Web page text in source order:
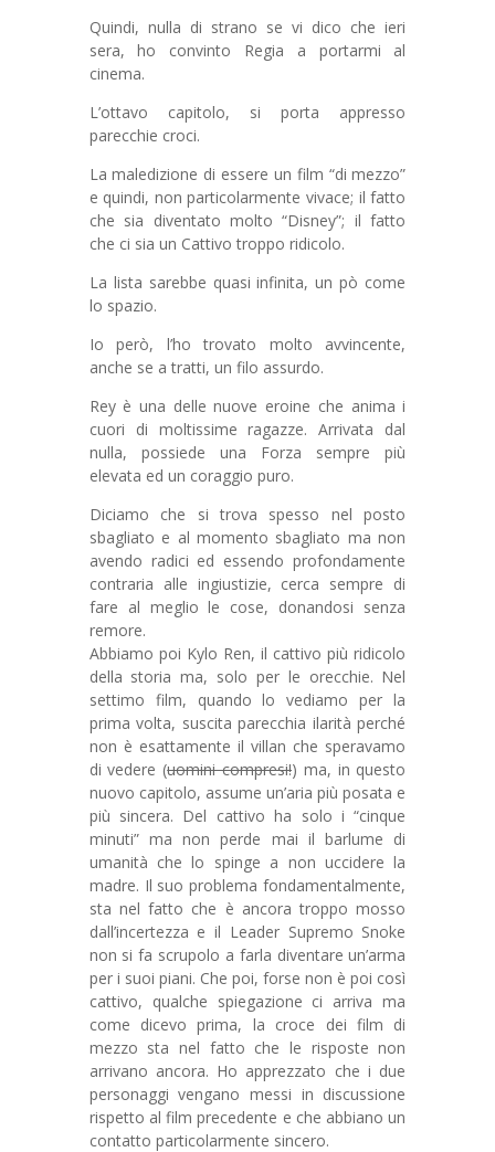
Quindi, nulla di strano se vi dico che ieri
sera, ho convinto Regia a portarmi al
cinema.
L’ottavo capitolo, si porta appresso
parecchie croci.
La maledizione di essere un film “di mezzo”
e quindi, non particolarmente vivace; il fatto
che sia diventato molto “Disney”; il fatto
che ci sia un Cattivo troppo ridicolo.
La lista sarebbe quasi infinita, un pò come
lo spazio.
Io però, l’ho trovato molto avvincente,
anche se a tratti, un filo assurdo.
Rey è una delle nuove eroine che anima i
cuori di moltissime ragazze. Arrivata dal
nulla, possiede una Forza sempre più
elevata ed un coraggio puro.
Diciamo che si trova spesso nel posto
sbagliato e al momento sbagliato ma non
avendo radici ed essendo profondamente
contraria alle ingiustizie, cerca sempre di
fare al meglio le cose, donandosi senza
remore.
Abbiamo poi Kylo Ren, il cattivo più ridicolo
della storia ma, solo per le orecchie. Nel
settimo film, quando lo vediamo per la
prima volta, suscita parecchia ilarità perché
non è esattamente il villan che speravamo
di vedere (uomini compresi!) ma, in questo
nuovo capitolo, assume un’aria più posata e
più sincera. Del cattivo ha solo i “cinque
minuti” ma non perde mai il barlume di
umanità che lo spinge a non uccidere la
madre. Il suo problema fondamentalmente,
sta nel fatto che è ancora troppo mosso
dall’incertezza e il Leader Supremo Snoke
non si fa scrupolo a farla diventare un’arma
per i suoi piani. Che poi, forse non è poi così
cattivo, qualche spiegazione ci arriva ma
come dicevo prima, la croce dei film di
mezzo sta nel fatto che le risposte non
arrivano ancora. Ho apprezzato che i due
personaggi vengano messi in discussione
rispetto al film precedente e che abbiano un
contatto particolarmente sincero.